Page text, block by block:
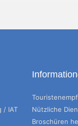
/ IAT
Nützliche
Broschüren